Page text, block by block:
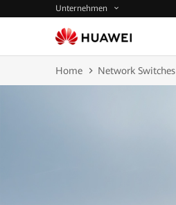
Unternehmen
Home Network Switches